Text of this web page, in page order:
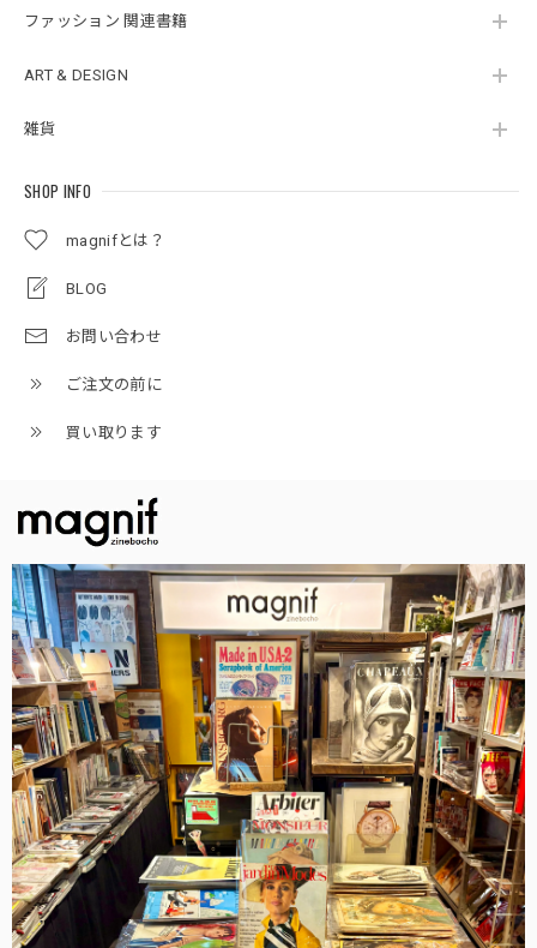
ファッション 関連書籍
ART & DESIGN
雑貨
SHOP INFO
magnifとは？
BLOG
お問い合わせ
ご注文の前に
買い取ります